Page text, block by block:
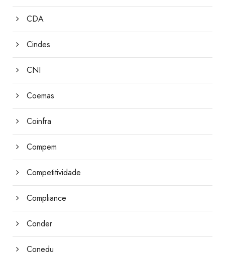
CDA
Cindes
CNI
Coemas
Coinfra
Compem
Competitividade
Compliance
Conder
Conedu